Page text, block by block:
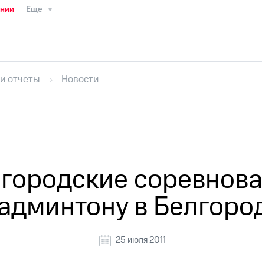
Еще
ИнтервьюФинансовая отчетность
секретарьРаскрытие информации
кабинет акционераАкционерный капитал
отчеты Новости
в
25 июля 2011